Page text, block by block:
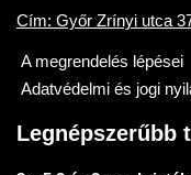
Cím: Győr Zrínyi utca
A megrendelés lépései
Adatvédelmi és jogi
Legnépszerűbb